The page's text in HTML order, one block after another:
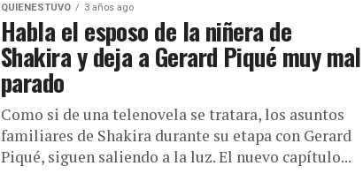
QUIENESTUVO 3 años ago
Habla el esposo de la niñera de
Shakira y deja a Gerard Piqué muy mal
parado
Como si de una telenovela se tratara, los asuntos
familiares de Shakira durante su etapa con Gerard
Piqué, siguen saliendo a la luz. El nuevo capítulo...